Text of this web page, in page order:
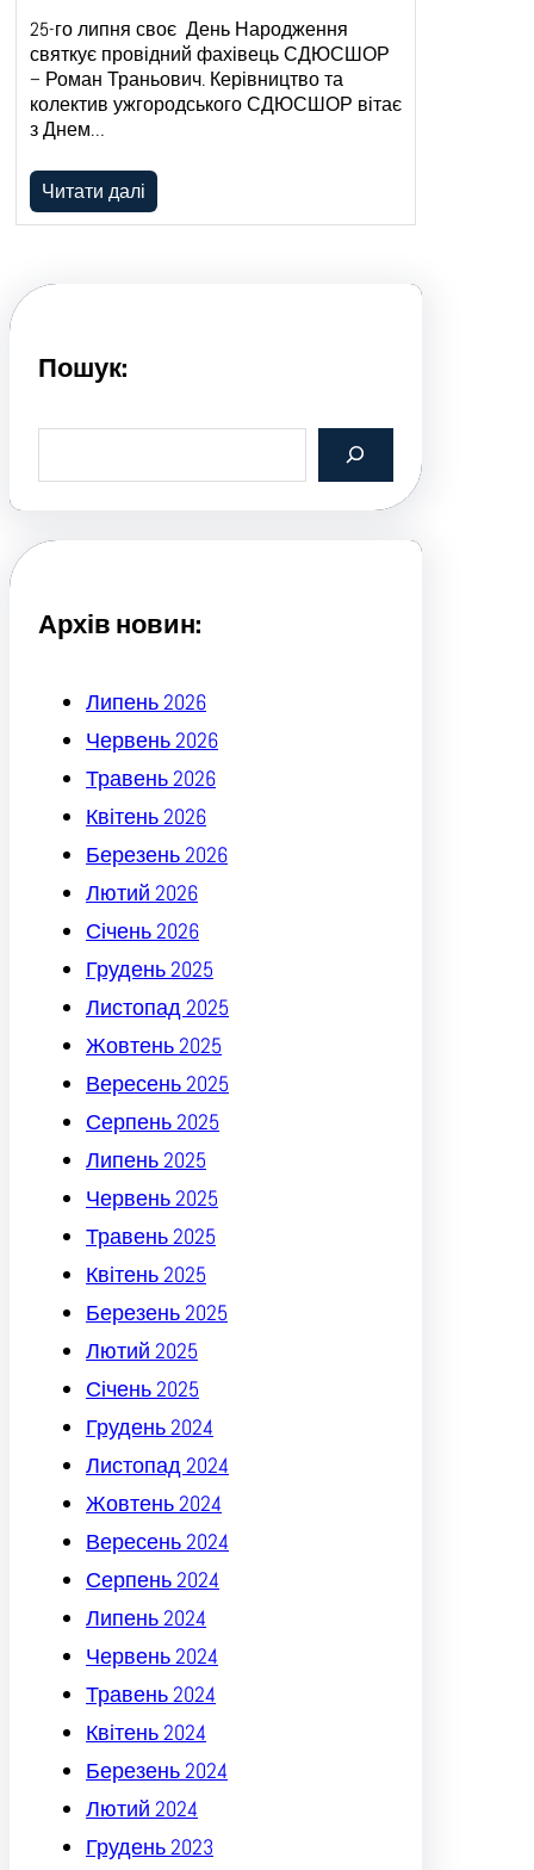
25-го липня своє День Народження
святкує провідний фахівець СДЮСШОР
– Роман Траньович. Керівництво та
колектив ужгородського СДЮСШОР вітає
з Днем…
Читати далі
Пошук:
a
c
Архів новин:
Липень 2026
Червень 2026
Травень 2026
Квітень 2026
Березень 2026
Лютий 2026
Січень 2026
Грудень 2025
Листопад 2025
Жовтень 2025
Вересень 2025
Серпень 2025
Липень 2025
Червень 2025
Травень 2025
Квітень 2025
Березень 2025
Лютий 2025
Січень 2025
Грудень 2024
Листопад 2024
Жовтень 2024
Вересень 2024
Серпень 2024
Липень 2024
Червень 2024
Травень 2024
Квітень 2024
Березень 2024
Лютий 2024
Грудень 2023